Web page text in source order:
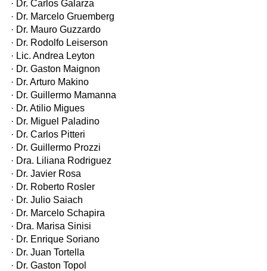
· Dr. Carlos Galarza
· Dr. Marcelo Gruemberg
· Dr. Mauro Guzzardo
· Dr. Rodolfo Leiserson
· Lic. Andrea Leyton
· Dr. Gaston Maignon
· Dr. Arturo Makino
· Dr. Guillermo Mamanna
· Dr. Atilio Migues
· Dr. Miguel Paladino
· Dr. Carlos Pitteri
· Dr. Guillermo Prozzi
· Dra. Liliana Rodriguez
· Dr. Javier Rosa
· Dr. Roberto Rosler
· Dr. Julio Saiach
· Dr. Marcelo Schapira
· Dra. Marisa Sinisi
· Dr. Enrique Soriano
· Dr. Juan Tortella
· Dr. Gaston Topol